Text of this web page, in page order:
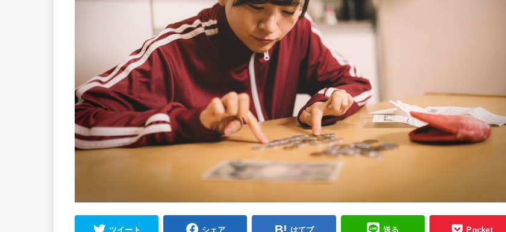
ツイート シェア はてブ 送る Pocket